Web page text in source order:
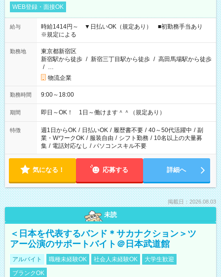
WEB登録・面接OK
給与
時給1414円～ ▼日払いOK（規定あり） ■初勤務手当あり
※規定による
勤務地
東京都新宿区
新宿駅から徒歩 / 新宿三丁目駅から徒歩 / 高田馬場駅から徒歩
/ …
物流企業
勤務時間 9:00～18:00
期間 即日～OK！ 1日～働けます＾＾（規定あり）
特徴 週1日からOK / 日払いOK / 履歴書不要 / 40～50代活躍中 / 副
業・WワークOK / 服装自由 / シフト勤務 / 10名以上の大量募
集 / 電話対応なし / パソコンスキル不要
気になる！ 応募する 詳細へ
掲載日：2026.08.03
未読
＜日本を代表するバンド＊サカナクション＞ツ
アー公演のサポートバイト＠日本武道館
アルバイト 職種未経験OK 社会人未経験OK
大学生歓迎
ブランクOK